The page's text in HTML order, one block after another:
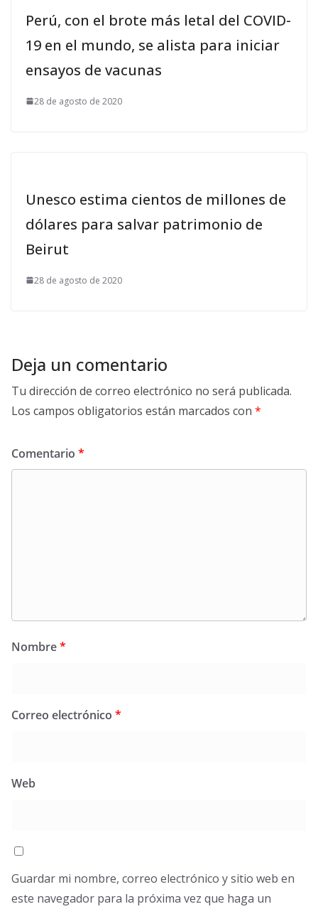
Perú, con el brote más letal del COVID-
19 en el mundo, se alista para iniciar
ensayos de vacunas
28 de agosto de 2020
Unesco estima cientos de millones de
dólares para salvar patrimonio de
Beirut
28 de agosto de 2020
Deja un comentario
Tu dirección de correo electrónico no será publicada.
Los campos obligatorios están marcados con *
Comentario *
Nombre*
Correo electrónico *
Web
Guardar mi nombre, correo electrónico y sitio web en
este navegador para la próxima vez que haga un